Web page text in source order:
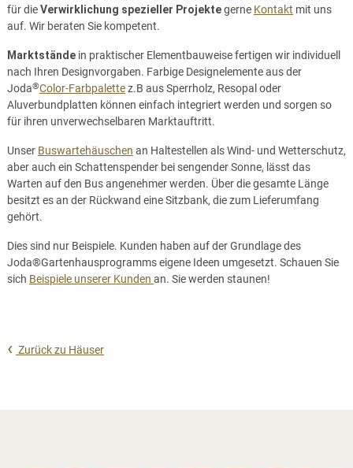
für dieVerwirklichung spezieller Projektegerne Kontakt mit uns
auf. Wir beraten Sie kompetent.
Marktstände in praktischer Elementbauweise fertigen wir individuell
nach Ihren Designvorgaben. Farbige Designelemente aus der
Joda®Color-Farbpalettez.B aus Sperrholz, Resopal oder
Aluverbundplatten können einfach integriert werden und sorgen so
für ihren unverwechselbaren Marktauftritt.
Unser Buswartehäuschen an Haltestellen als Wind- und Wetterschutz,
aber auch ein Schattenspender bei sengender Sonne, lässt das
Warten auf den Bus angenehmer werden. Über die gesamte Länge
besitzt es an der Rückwand eine Sitzbank, die zum Lieferumfang
gehört.
Dies sind nur Beispiele. Kunden haben auf der Grundlage des
Joda®Gartenhausprogramms eigene Ideen umgesetzt. Schauen Sie
sich Beispiele unserer Kunden an. Sie werden staunen!
Zurück zu Häuser